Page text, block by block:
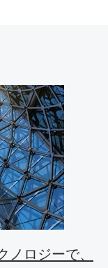
ロジーで、